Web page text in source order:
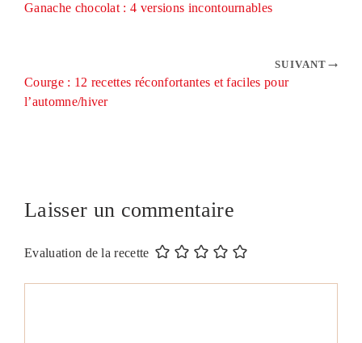
Ganache chocolat : 4 versions incontournables
SUIVANT
Courge : 12 recettes réconfortantes et faciles pour
l’automne/hiver
Laisser un commentaire
Evaluation de la recette